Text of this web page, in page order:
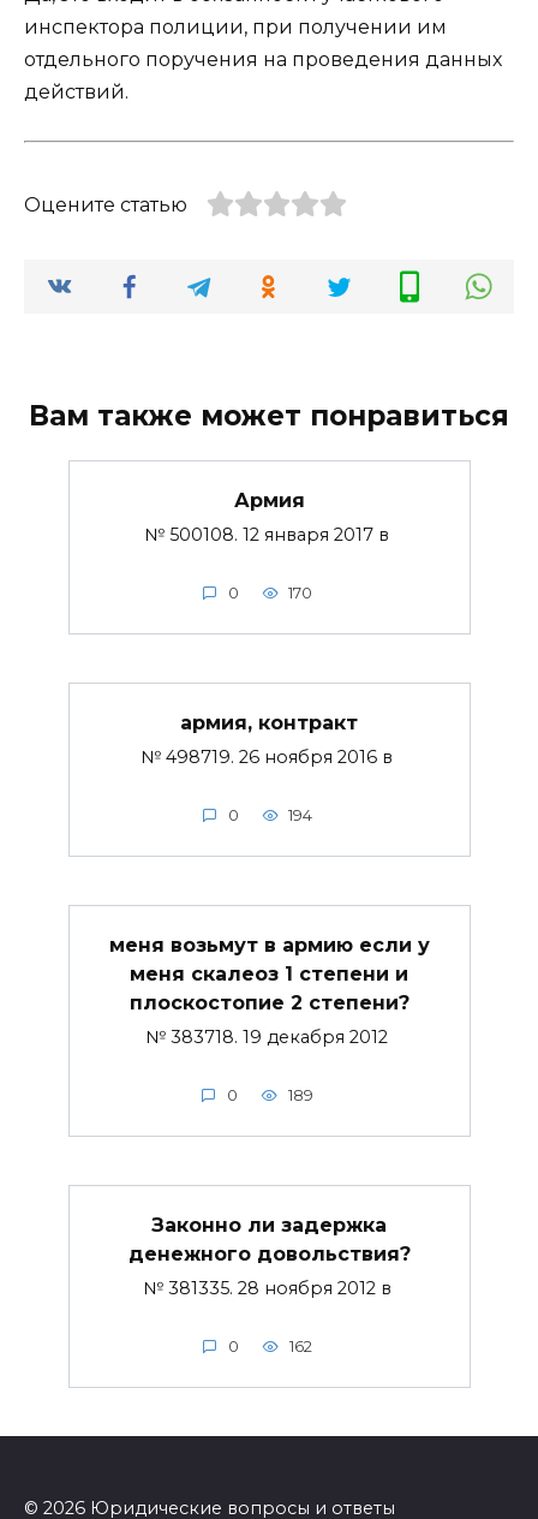
инспектора полиции, при получении им
отдельного поручения на проведения данных
действий.
Оцените статью
Вам также может понравиться
Армия
№ 500108. 12 января 2017 в
0 170
армия, контракт
№ 498719. 26 ноября 2016 в
0 194
меня возьмут в армию если у
меня скалеоз 1 степени и
плоскостопие 2 степени?
№ 383718. 19 декабря 2012
0 189
Законно ли задержка
денежного довольствия?
№ 381335. 28 ноября 2012 в
0 162
© 2026 Юридические вопросы и ответы